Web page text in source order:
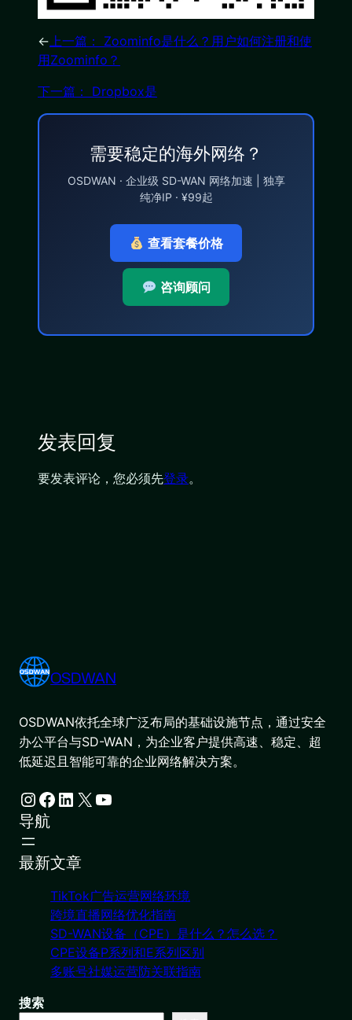
←上一篇： Zoominfo是什么？用户如何注册和使
用Zoominfo？
下一篇： Dropbox是
需要稳定的海外网络？
OSDWAN · 企业级 SD-WAN 网络加速 | 独享
纯净IP · ¥99起
查看套餐价格
咨询顾问
发表回复
要发表评论，您必须先登录。
OSDWAN
OSDWAN依托全球广泛布局的基础设施节点，通过安全
办公平台与SD-WAN，为企业客户提供高速、稳定、超
低延迟且智能可靠的企业网络解决方案。
Instagram Facebook LinkedIn X YouTube
导航
最新文章
TikTok广告运营网络环境
跨境直播网络优化指南
SD-WAN设备（CPE）是什么？怎么选？
CPE设备P系列和E系列区别
多账号社媒运营防关联指南
搜索